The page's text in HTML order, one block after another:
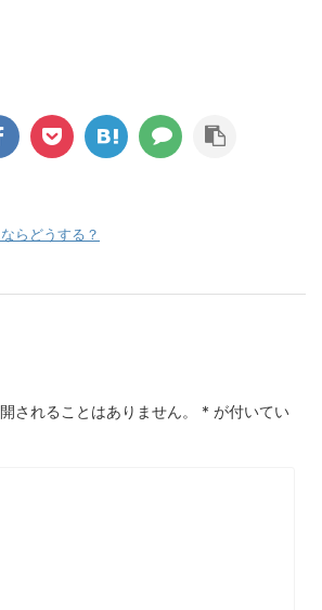
らどうする？
されることはありません。 * が付いてい